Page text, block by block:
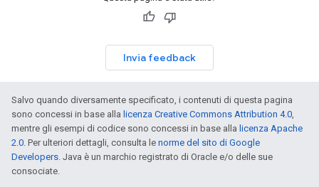
Invia feedback
Salvo quando diversamente specificato, i contenuti di questa pagina
sono concessi in base alla licenza Creative Commons Attribution 4.0,
mentre gli esempi di codice sono concessi in base alla licenza Apache
2.0. Per ulteriori dettagli, consulta le norme del sito di Google
Developers. Java è un marchio registrato di Oracle e/o delle sue
consociate.